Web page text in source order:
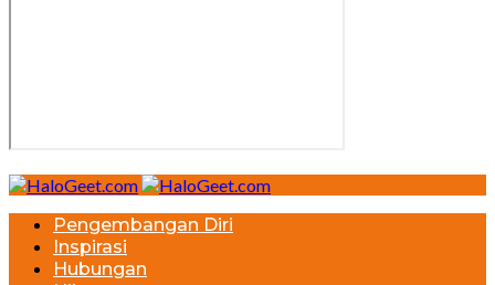
Pengembangan Diri
Inspirasi
Hubungan